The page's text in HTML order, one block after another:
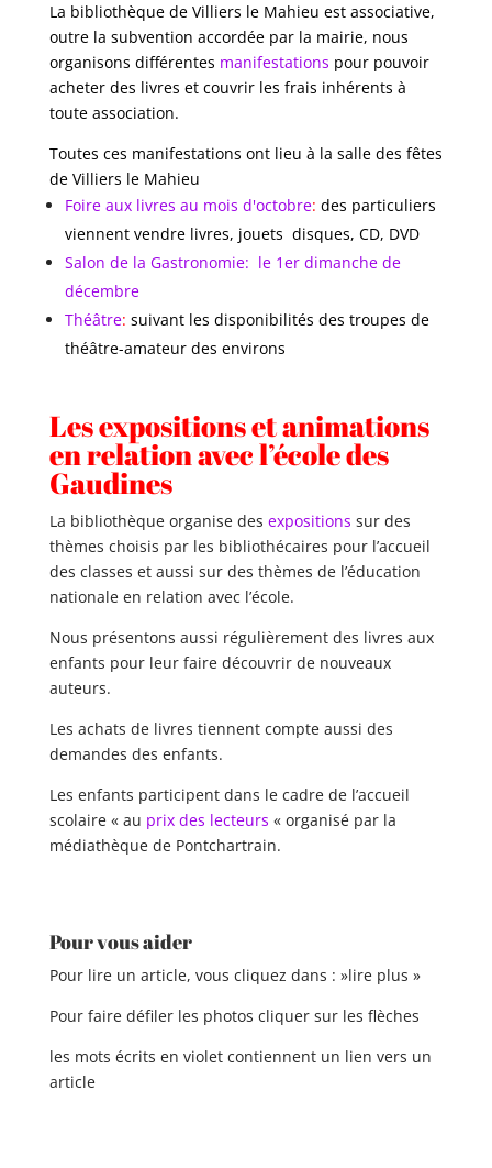
La bibliothèque de Villiers le Mahieu est associative,
outre la subvention accordée par la mairie, nous
organisons différentes manifestations pour pouvoir
acheter des livres et couvrir les frais inhérents à
toute association.
Toutes ces manifestations ont lieu à la salle des fêtes
de Villiers le Mahieu
Foire aux livres au mois d'octobre: des particuliers
viennent vendre livres, jouets disques, CD, DVD
Salon de la Gastronomie: le 1er dimanche de
décembre
Théâtre: suivant les disponibilités des troupes de
théâtre-amateur des environs
Les expositions et animations
en relation avec l’école des
Gaudines
La bibliothèque organise des expositions sur des
thèmes choisis par les bibliothécaires pour l’accueil
des classes et aussi sur des thèmes de l’éducation
nationale en relation avec l’école.
Nous présentons aussi régulièrement des livres aux
enfants pour leur faire découvrir de nouveaux
auteurs.
Les achats de livres tiennent compte aussi des
demandes des enfants.
Les enfants participent dans le cadre de l’accueil
scolaire « au prix des lecteurs « organisé par la
médiathèque de Pontchartrain.
Pour vous aider
Pour lire un article, vous cliquez dans : »lire plus »
Pour faire défiler les photos cliquer sur les flèches
les mots écrits en violet contiennent un lien vers un
article